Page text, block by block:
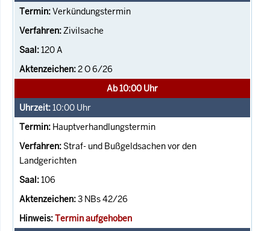
Verkündungstermin
Zivilsache
120 A
2 O 6/26
Ab 10:00 Uhr
10:00 Uhr
Hauptverhandlungstermin
Straf- und Bußgeldsachen vor den
Landgerichten
106
3 NBs 42/26
Termin aufgehoben